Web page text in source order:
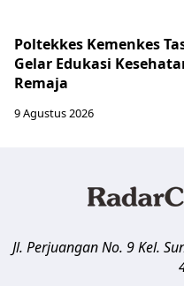
Poltekkes Kemenkes
Gelar Edukasi
Remaja
9 Agustus 2026
Jl. Perjuangan No. 9 Kel.